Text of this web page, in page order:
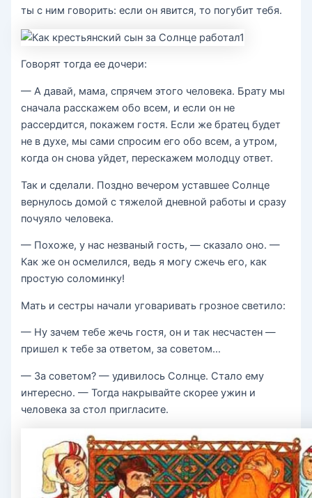
ты с ним говорить: если он явится, то погубит тебя.
Говорят тогда ее дочери:
— А давай, мама, спрячем этого человека. Брату мы
сначала расскажем обо всем, и если он не
рассердится, покажем гостя. Если же братец будет
не в духе, мы сами спросим его обо всем, а утром,
когда он снова уйдет, перескажем молодцу ответ.
Так и сделали. Поздно вечером уставшее Солнце
вернулось домой с тяжелой дневной работы и сразу
почуяло человека.
— Похоже, у нас незваный гость, — сказало оно. —
Как же он осмелился, ведь я могу сжечь его, как
простую соломинку!
Мать и сестры начали уговаривать грозное светило:
— Ну зачем тебе жечь гостя, он и так несчастен —
пришел к тебе за ответом, за советом…
— За советом? — удивилось Солнце. Стало ему
интересно. — Тогда накрывайте скорее ужин и
человека за стол пригласите.